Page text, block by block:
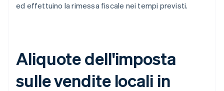
ed effettuino la rimessa fiscale nei tempi previsti.
Aliquote dell'imposta
sulle vendite locali in